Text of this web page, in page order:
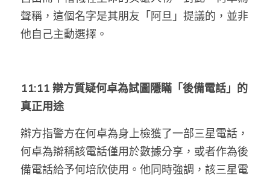
聲稱，這個名字是其朋友「阿旦」提議的，並非
他自己主動選擇。
11:11 辯方質疑何卓為試圖隱瞞「後備電話」的
真正用途
辯方指警方在何卓為身上檢獲了一部三星電話，
何卓為辯稱該電話僅用於數據分享，或者作為後
備電話給予何培欣使用。他同時強調，該三星電